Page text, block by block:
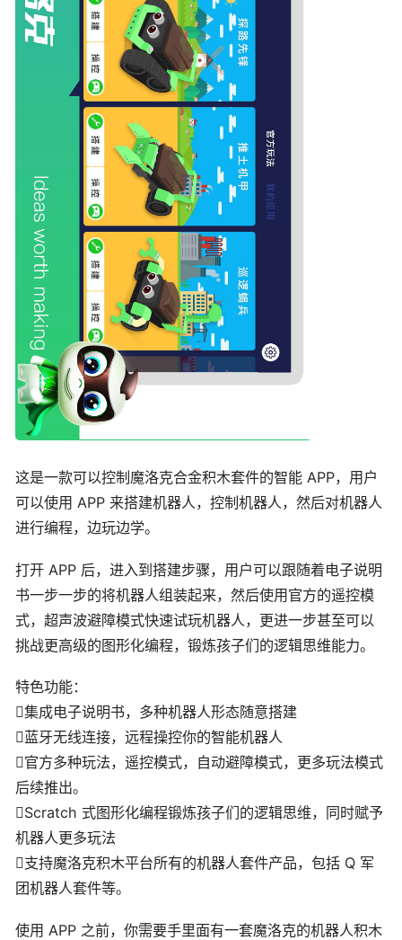
这是一款可以控制魔洛克合金积木套件的智能 APP，用户
可以使用 APP 来搭建机器人，控制机器人，然后对机器人
进行编程，边玩边学。
打开 APP 后，进入到搭建步骤，用户可以跟随着电子说明
书一步一步的将机器人组装起来，然后使用官方的遥控模
式，超声波避障模式快速试玩机器人，更进一步甚至可以
挑战更高级的图形化编程，锻炼孩子们的逻辑思维能力。
特色功能：
集成电子说明书，多种机器人形态随意搭建
蓝牙无线连接，远程操控你的智能机器人
官方多种玩法，遥控模式，自动避障模式，更多玩法模式
后续推出。
Scratch 式图形化编程锻炼孩子们的逻辑思维，同时赋予
机器人更多玩法
支持魔洛克积木平台所有的机器人套件产品，包括 Q 军
团机器人套件等。
使用 APP 之前，你需要手里面有一套魔洛克的机器人积木